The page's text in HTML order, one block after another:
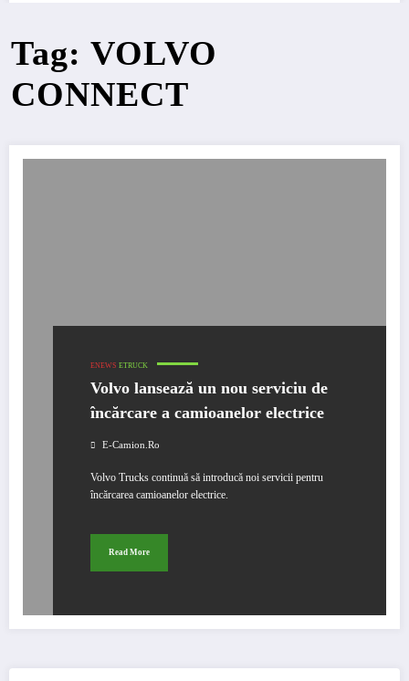
Tag: VOLVO
CONNECT
ENEWS ETRUCK
Volvo lansează un nou serviciu de
încărcare a camioanelor electrice
E-Camion.ro
Volvo Trucks continuă să introducă noi servicii pentru
încărcarea camioanelor electrice.
Read More